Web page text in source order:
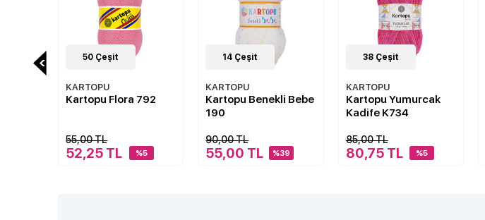
50 Çeşit
KARTOPU
Kartopu Flora 792
55,00 TL
52,25 TL %5
14 Çeşit
KARTOPU
Kartopu Benekli Bebe
190
90,00 TL
55,00 TL %39
38Çeşit
KARTOPU
Kartopu Yumurcak
Kadife K734
85,00 TL
80,75 TL %5